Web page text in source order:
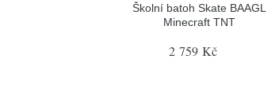
Školní batoh Skate BAAGL
Minecraft TNT
2 759 Kč